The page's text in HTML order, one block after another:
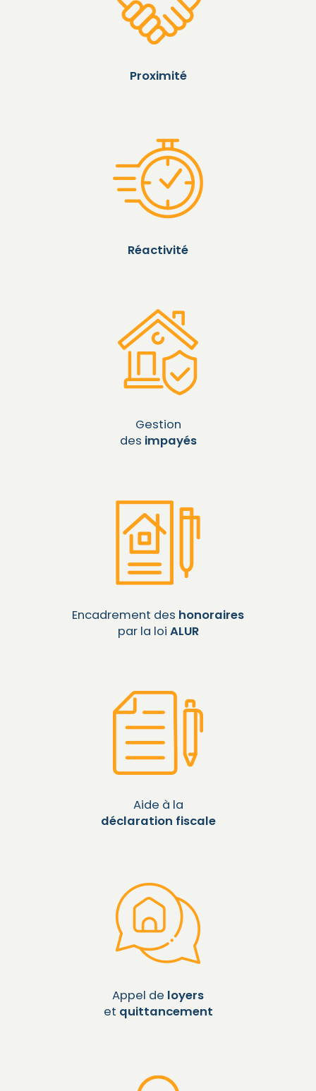
Proximité
Réactivité
Gestion
des impayés
Encadrement des honoraires
par la loi ALUR
Aide à la
déclaration fiscale
Appel de loyers
et quittancement